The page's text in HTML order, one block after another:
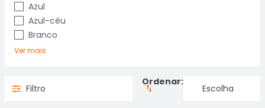
Azul
Azul-céu
Branco
Ver mais
Filtro
Ordenar: